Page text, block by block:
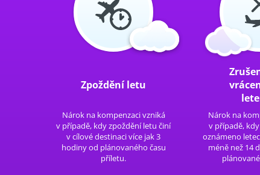
Zpoždění letu
Nárok na kompenzaci vzniká
v případě, kdy zpoždění letu činí
v cílové destinaci více jak 3
hodiny od plánovaného času
příletu.
Nárok na
v případě,
oznámeno
méně než 14